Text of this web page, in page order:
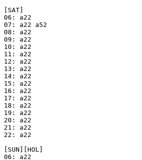
[SAT]
06: a22
07: a22 a52
08: a22
09: a22
10: a22
11: a22
12: a22
13: a22
14: a22
15: a22
16: a22
17: a22
18: a22
19: a22
20: a22
21: a22
22: a22
[SUN][HOL]
06: a22